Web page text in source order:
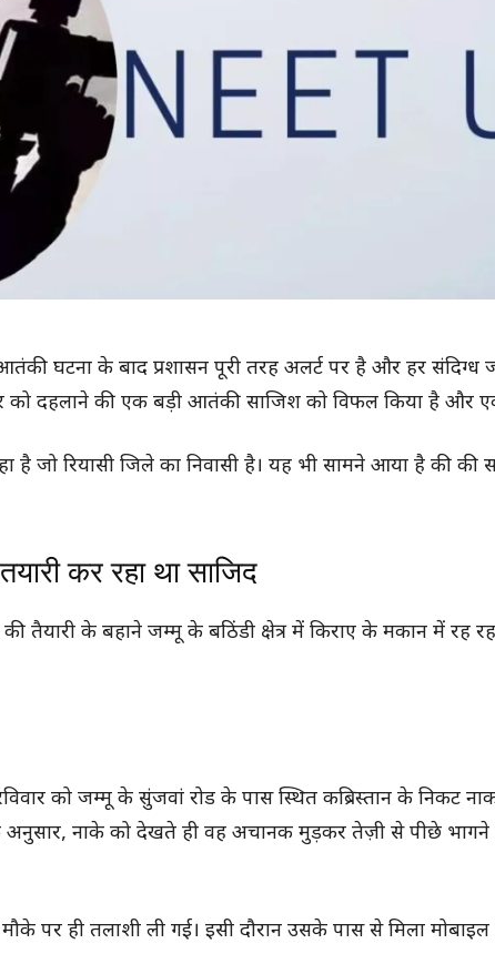
घटना के बाद प्रशासन पूरी तरह अलर्ट पर है और हर संदिग्ध
दहलाने की एक बड़ी आतंकी साजिश को विफल किया है और एक
है जो रियासी जिले का निवासी है। यह भी सामने आया है की
कर रहा था साजिद
तैयारी के बहाने जम्मू के बठिंडी क्षेत्र में किराए के मकान में रह
को जम्मू के सुंजवां रोड के पास स्थित कब्रिस्तान के निकट
अनुसार, नाके को देखते ही वह अचानक मुड़कर तेज़ी से पीछे भागने
पर ही तलाशी ली गई। इसी दौरान उसके पास से मिला